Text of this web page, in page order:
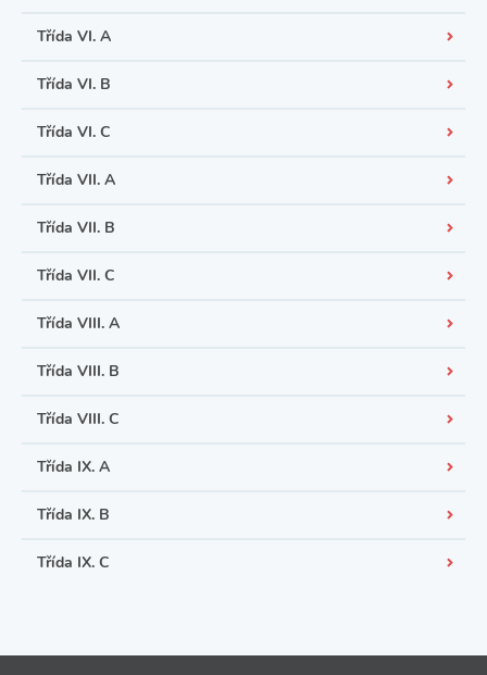
Třída VI. A
Třída VI. B
Třída VI. C
Třída VII. A
Třída VII. B
Třída VII. C
Třída VIII. A
Třída VIII. B
Třída VIII. C
Třída IX. A
Třída IX. B
Třída IX. C